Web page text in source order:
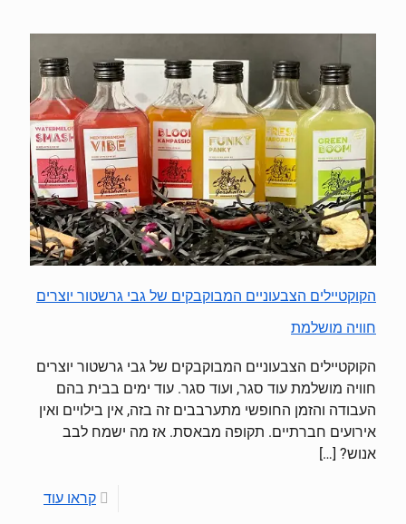
הקוקטיילים הצבעוניים המבוקבקים של גבי גרשטור יוצרים
חוויה מושלמת
הקוקטיילים הצבעוניים המבוקבקים של גבי גרשטור יוצרים
חוויה מושלמת עוד סגר, ועוד סגר. עוד ימים בבית בהם
העבודה והזמן החופשי מתערבבים זה בזה, אין בילויים ואין
אירועים חברתיים. תקופה מבאסת. אז מה ישמח לבב
אנוש? […]
קראו עוד